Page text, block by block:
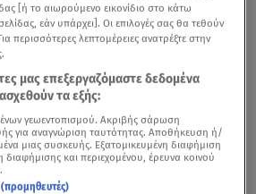
[ή το αιωρούμενο εικονίδιο στο κάτω
εάν υπάρχει]. Οι επιλογές σας θα τεθούν
περισσότερες λεπτομέρειες ανατρέξτε στην
μας επεξεργαζόμαστε δεδομένα
τα εξής:
γεωεντοπισμού. Ακριβής σάρωση
για αναγνώριση ταυτότητας. Αποθήκευση ή/
μιας συσκευής. Εξατομικευμένη διαφήμιση
διαφήμισης και περιεχομένου, έρευνα κοινού